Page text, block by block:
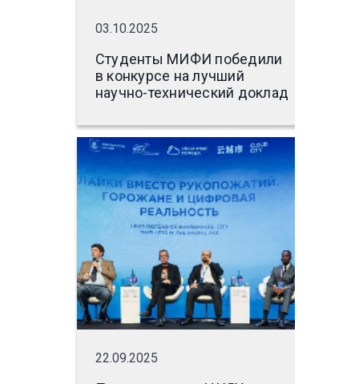
03.10.2025
Студенты МИФИ победили
в конкурсе на лучший
научно-технический доклад
22.09.2025